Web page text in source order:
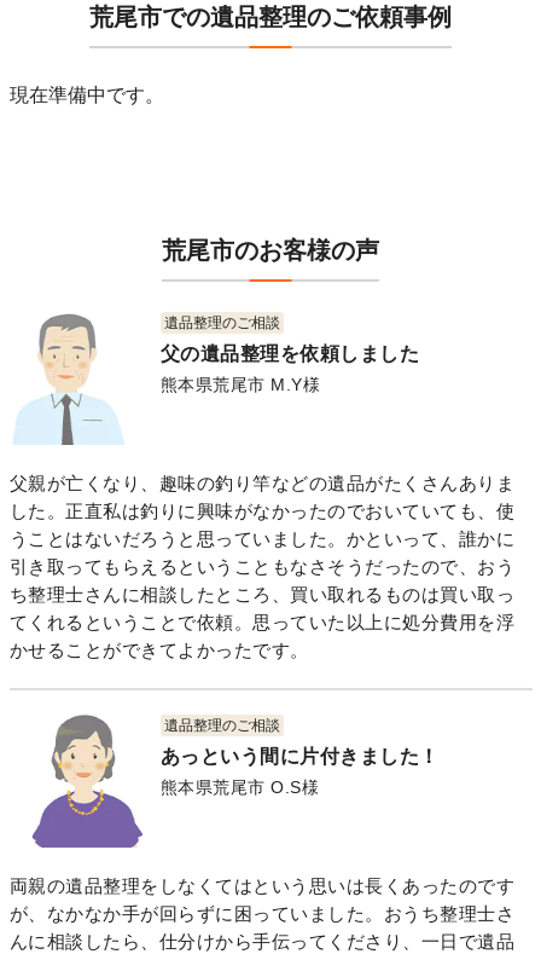
荒尾市での遺品整理のご依頼事例
現在準備中です。
荒尾市のお客様の声
遺品整理のご相談
父の遺品整理を依頼しました
熊本県荒尾市 M.Y様
父親が亡くなり、趣味の釣り竿などの遺品がたくさんありま
した。正直私は釣りに興味がなかったのでおいていても、使
うことはないだろうと思っていました。かといって、誰かに
引き取ってもらえるということもなさそうだったので、おう
ち整理士さんに相談したところ、買い取れるものは買い取っ
てくれるということで依頼。思っていた以上に処分費用を浮
かせることができてよかったです。
遺品整理のご相談
あっという間に片付きました！
熊本県荒尾市 O.S様
両親の遺品整理をしなくてはという思いは長くあったのです
が、なかなか手が回らずに困っていました。おうち整理士さ
んに相談したら、仕分けから手伝ってくださり、一日で遺品